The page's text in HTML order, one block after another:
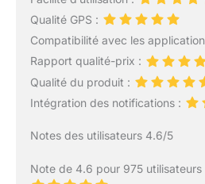
Qualité GPS :
Compatibilité avec les
Rapport qualité-prix :
Qualité du produit :
Intégration des notifications :
Notes des utilisateurs 4.6/5
Note de 4.6 pour 975 utilisateurs